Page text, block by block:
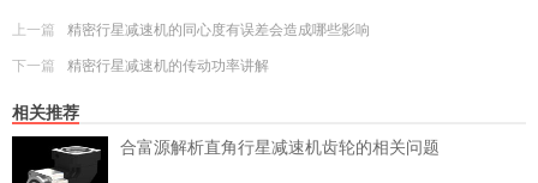
上一篇
精密行星减速机的同心度有误差会造成哪些影响
下一篇
精密行星减速机的传动功率讲解
相关推荐
合富源解析直角行星减速机齿轮的相关问题